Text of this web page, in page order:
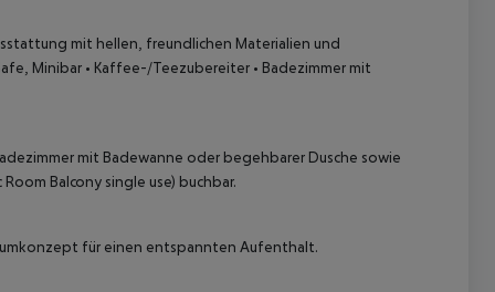
mit hellen, freundlichen Materialien und
Minibar • Kaffee-/Teezubereiter • Badezimmer mit
mit Badewanne oder begehbarer Dusche sowie
Balcony single use) buchbar.
für einen entspannten Aufenthalt.